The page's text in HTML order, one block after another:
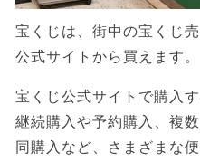
宝くじは、街中の宝くじ
公式サイトから買えます。
宝くじ公式サイトで購入
継続購入や予約購入、複
同購入など、さまざまな